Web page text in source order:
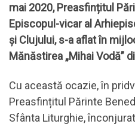
mai 2020, Preasfințitul
Episcopul-vicar al
și Clujului, s-a aflat în
Mănăstirea „Mihai Vodă”
Cu această ocazie, în
Preasfințitul Părinte
Sfânta Liturghie,